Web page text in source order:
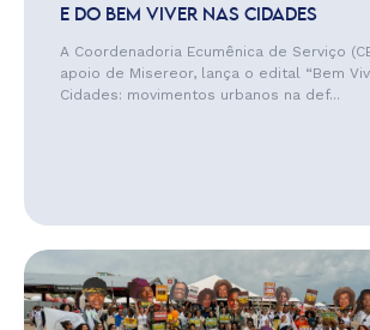
E DO BEM VIVER NAS CIDADES
A Coordenadoria Ecumênica de Serviço
apoio de Misereor, lança o edital “Bem
Cidades: movimentos urbanos na def...